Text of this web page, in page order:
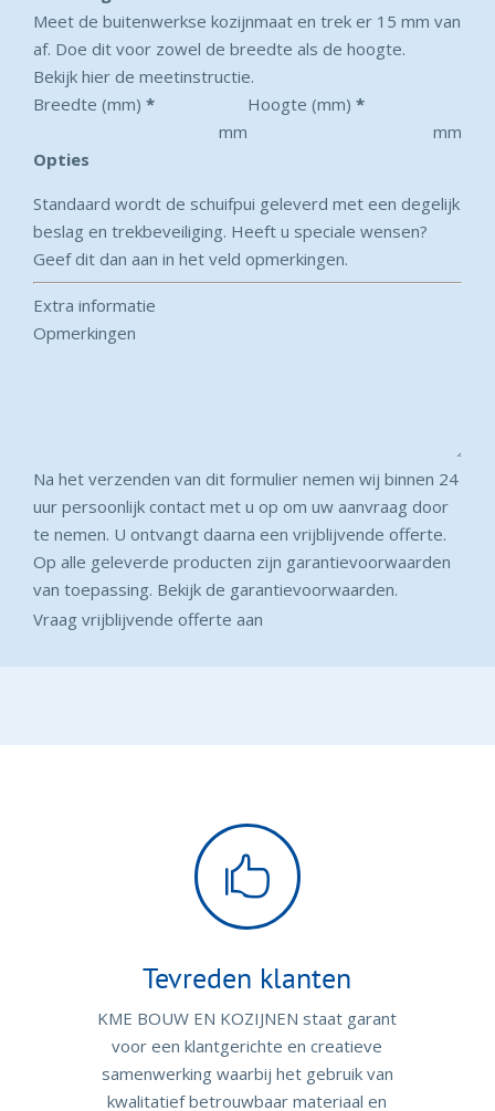
Meet de buitenwerkse kozijnmaat en trek er 15 mm van
af. Doe dit voor zowel de breedte als de hoogte.
Bekijk hier de meetinstructie.
Breedte (mm) *
mm
Hoogte (mm) *
mm
Opties
Standaard wordt de schuifpui geleverd met een degelijk
beslag en trekbeveiliging. Heeft u speciale wensen?
Geef dit dan aan in het veld opmerkingen.
Extra informatie
Opmerkingen
Na het verzenden van dit formulier nemen wij binnen 24
uur persoonlijk contact met u op om uw aanvraag door
te nemen. U ontvangt daarna een vrijblijvende offerte.
Op alle geleverde producten zijn garantievoorwaarden
van toepassing. Bekijk de garantievoorwaarden.
Vraag vrijblijvende offerte aan

Tevreden klanten
KME BOUW EN KOZIJNEN staat garant
voor een klantgerichte en creatieve
samenwerking waarbij het gebruik van
kwalitatief betrouwbaar materiaal en